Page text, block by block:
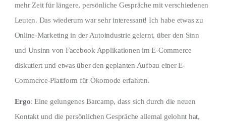
mehr Zeit für längere, persönliche Gespräche mit verschiedenen
Leuten. Das wiederum war sehr interessant! Ich habe etwas zu
Online-Marketing in der Autoindustrie gelernt, über den Sinn
und Unsinn von Facebook Applikationen im E-Commerce
diskutiert und etwas über den geplanten Aufbau einer E-
Commerce-Plattform für Ökomode erfahren.
Ergo: Eine gelungenes Barcamp, dass sich durch die neuen
Kontakt und die persönlichen Gespräche allemal gelohnt hat,